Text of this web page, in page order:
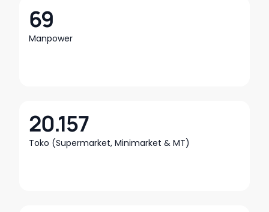
69
Manpower
20.157
Toko (Supermarket, Minimarket & MT)